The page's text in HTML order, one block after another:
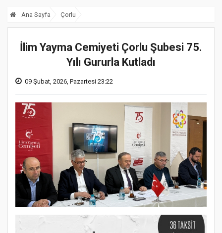
Ana Sayfa Çorlu
İlim Yayma Cemiyeti Çorlu Şubesi 75.
Yılı Gururla Kutladı
09 Şubat, 2026, Pazartesi 23:22